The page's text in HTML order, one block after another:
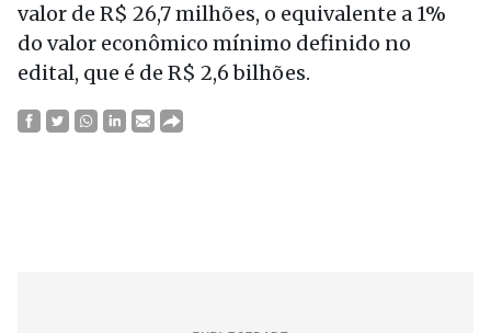
valor de R$ 26,7 milhões, o equivalente a 1%
do valor econômico mínimo definido no
edital, que é de R$ 2,6 bilhões.